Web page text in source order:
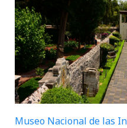
Museo Nacional de las